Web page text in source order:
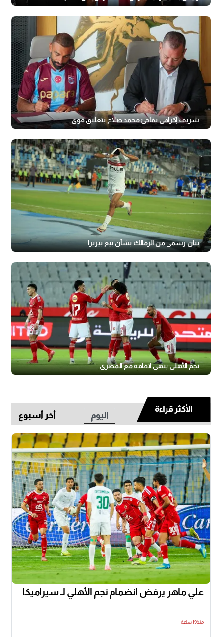
شريف إكرامي يفاجئ محمد صلاح بتعليق قوي
بيان رسمي من الزمالك بشأن بيع بيزيرا
نجم الأهلي ينهي اتفاقه مع المصري
الأكثر قراءة
اليوم أخر أسبوع
علي ماهر يرفض انضمام نجم الأهلي لـ سيراميكا
منذ19 ساعة